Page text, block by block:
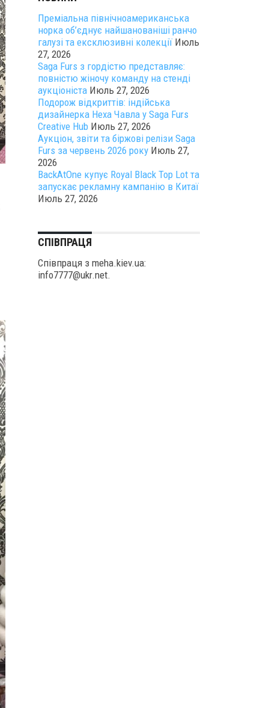
Преміальна північноамериканська
норка об’єднує найшанованіші ранчо
галузі та ексклюзивні колекції Июль
27, 2026
Saga Furs з гордістю представляє:
повністю жіночу команду на стенді
аукціоніста Июль 27, 2026
Подорож відкриттів: індійська
дизайнерка Неха Чавла у Saga Furs
Creative Hub Июль 27, 2026
Аукціон, звіти та біржові релізи Saga
Furs за червень 2026 року Июль 27,
2026
BackAtOne купує Royal Black Top Lot та
запускає рекламну кампанію в Китаї
Июль 27, 2026
СПІВПРАЦЯ
Співпраця з meha.kiev.ua:
info7777@ukr.net.